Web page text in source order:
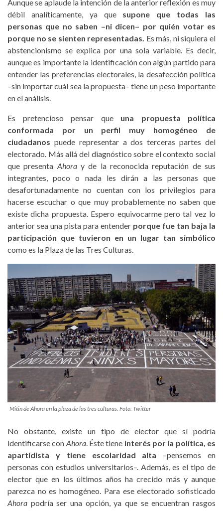
Aunque se aplaude la intención de la anterior reflexión es muy
débil analíticamente, ya que supone que todas las
personas que no saben –ni dicen– por quién votar es
porque no se sienten representadas. Es más, ni siquiera el
abstencionismo se explica por una sola variable. Es decir,
aunque es importante la identificación con algún partido para
entender las preferencias electorales, la desafección política
–sin importar cuál sea la propuesta– tiene un peso importante
en el análisis.
Es pretencioso pensar que una propuesta política
conformada por un perfil muy homogéneo de
ciudadanos puede representar a dos terceras partes del
electorado. Más allá del diagnóstico sobre el contexto social
que presenta Ahoray de la reconocida reputación de sus
integrantes, poco o nada les dirán a las personas que
desafortunadamente no cuentan con los privilegios para
hacerse escuchar o que muy probablemente no saben que
existe dicha propuesta. Espero equivocarme pero tal vez lo
anterior sea una pista para entender porque fue tan baja la
participación que tuvieron en un lugar tan simbólico
como es la Plaza de las Tres Culturas.
Mitin de Ahora en la plaza de las tres culturas. Foto: Twitter
No obstante, existe un tipo de elector que sí podría
identificarse con Ahora. Éste tiene interés por la política, es
apartidista y tiene escolaridad alta –pensemos en
personas con estudios universitarios–. Además, es el tipo de
elector que en los últimos años ha crecido más y aunque
parezca no es homogéneo. Para ese electorado sofisticado
Ahora podría ser una opción, ya que se encuentran rasgos